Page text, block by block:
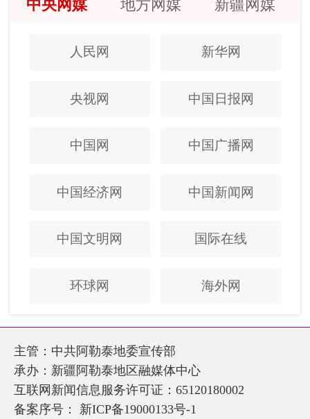
中央网媒 地方网媒 新疆网媒
人民网 新华网
央视网 中国日报网
中国网 中国广播网
中国经济网 中国新闻网
中国文明网 国际在线
环球网 海外网
主管：中共阿勒泰地委宣传部
承办：新疆阿勒泰地区融媒体中心
互联网新闻信息服务许可证：65120180002
备案序号： 新ICP备19000133号-1